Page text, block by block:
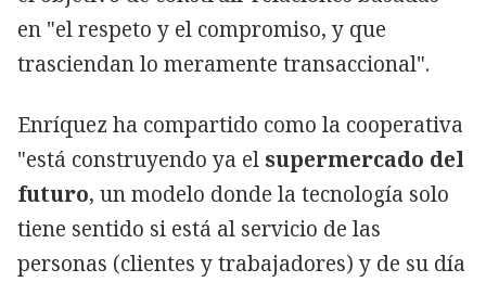
en "el respeto y el compromiso, y que
trasciendan lo meramente transaccional".
Enríquez ha compartido como la cooperativa
"está construyendo ya el supermercado del
futuro, un modelo donde la tecnología solo
tiene sentido si está al servicio de las
personas (clientes y trabajadores) y de su día